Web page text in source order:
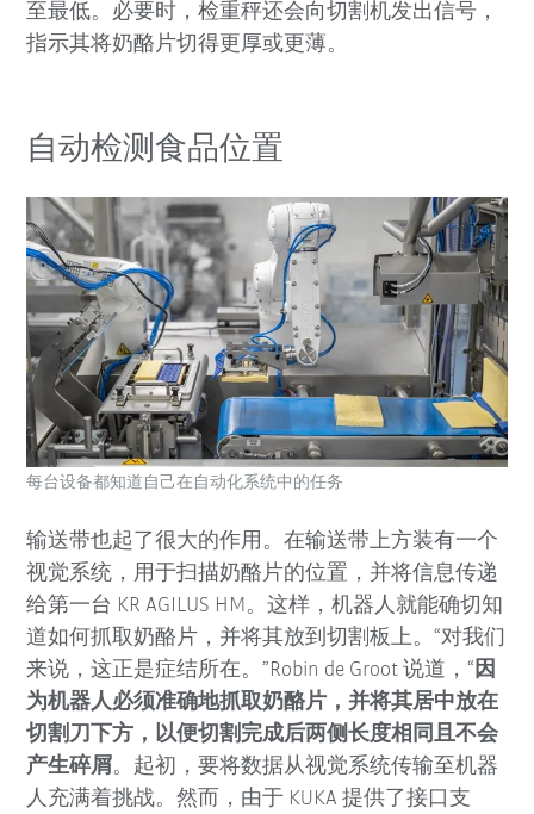
至最低。必要时，检重秤还会向切割机发出信号，
指示其将奶酪片切得更厚或更薄。
自动检测食品位置
输送带也起了很大的作用。在输送带上方装有一个
视觉系统，用于扫描奶酪片的位置，并将信息传递
给第一台 KR AGILUS HM。这样，机器人就能确切知
道如何抓取奶酪片，并将其放到切割板上。“对我们
来说，这正是症结所在。”Robin de Groot 说道，“ 因
为机器人必须准确地抓取奶酪片，并将其居中放在
切割刀下方，以便切割完成后两侧长度相同且不会
产生碎屑。 起初，要将数据从视觉系统传输至机器
人充满着挑战。然而，由于 KUKA 提供了接口支
每台设备都知道自己在自动化系统中的任务